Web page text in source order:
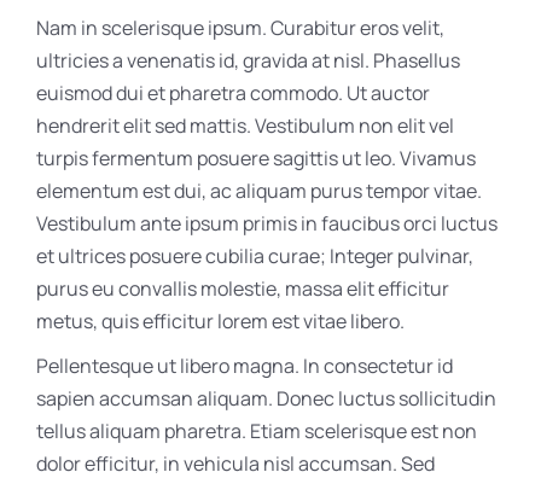
Nam in scelerisque ipsum. Curabitur eros velit,
ultricies a venenatis id, gravida at nisl. Phasellus
euismod dui et pharetra commodo. Ut auctor
hendrerit elit sed mattis. Vestibulum non elit vel
turpis fermentum posuere sagittis ut leo. Vivamus
elementum est dui, ac aliquam purus tempor vitae.
Vestibulum ante ipsum primis in faucibus orci luctus
et ultrices posuere cubilia curae; Integer pulvinar,
purus eu convallis molestie, massa elit efficitur
metus, quis efficitur lorem est vitae libero.
Pellentesque ut libero magna. In consectetur id
sapien accumsan aliquam. Donec luctus sollicitudin
tellus aliquam pharetra. Etiam scelerisque est non
dolor efficitur, in vehicula nisl accumsan. Sed